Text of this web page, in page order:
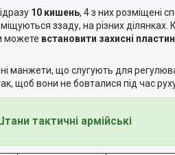
10 кишень, 4 з них розміщені
ззаду, на різних ділянках.
можете встановити захисні
манжети, що слугують для
щоб вони не бовталися під час
тактичні армійські